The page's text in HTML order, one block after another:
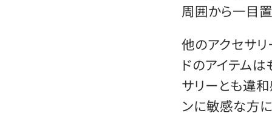
周囲から一目
他のアクセサ
ドのアイテムは
サリーとも違和
ンに敏感な方